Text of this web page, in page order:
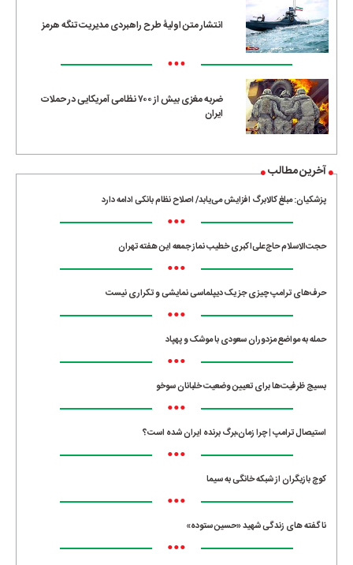
انتشار متن اولیۀ طرح راهبردی مدیریت تنگه هرمز
•••
ضربه مغزی بیش از ۷۰۰ نظامی آمریکایی در حملات
ایران
آخرین مطالب
پزشکیان: مبلغ کالابرگ افزایش می‌یابد/ اصلاح نظام بانکی ادامه دارد
•••
حجت‌الاسلام حاج‌علی‌اکبری خطیب نماز جمعه این هفته تهران
•••
حرف‌های ترامپ چیزی جز یک دیپلماسی نمایشی و تکراری نیست
•••
حمله به مواضع مزدوران سعودی با موشک و پهپاد
•••
بسیج ظرفیت‌ها برای تعیین وضعیت خلبانان سوخو
•••
استیصال ترامپ | چرا زمان،برگ برنده ایران شده است؟
•••
کوچ بازیگران از شبکه خانگی به سیما
•••
ناگفته های زندگی شهید «حسین ستوده»
•••